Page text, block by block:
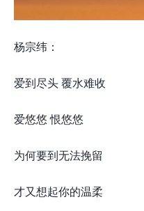
杨宗纬：
爱到尽头 覆水难收
爱悠悠 恨悠悠
为何要到无法挽留
才又想起你的温柔